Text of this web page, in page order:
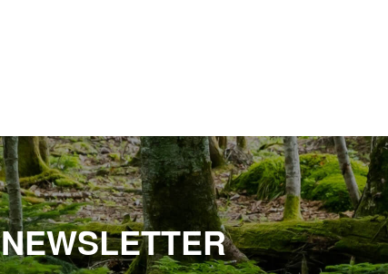
NEWSLETTER